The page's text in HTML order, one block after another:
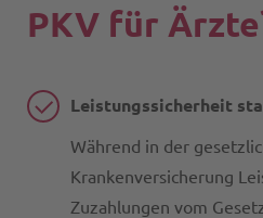
PKV für
Leistungssicherheit
Während in der
Krankenversicherung
Zuzahlungen vom